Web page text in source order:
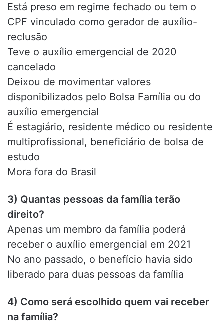
Está preso em regime fechado ou tem o
CPF vinculado como gerador de auxílio-
reclusão
Teve o auxílio emergencial de 2020
cancelado
Deixou de movimentar valores
disponibilizados pelo Bolsa Família ou do
auxílio emergencial
É estagiário, residente médico ou residente
multiprofissional, beneficiário de bolsa de
estudo
Mora fora do Brasil
3) Quantas pessoas da família terão
direito?
Apenas um membro da família poderá
receber o auxílio emergencial em 2021
No ano passado, o benefício havia sido
liberado para duas pessoas da família
4) Como será escolhido quem vai receber
na família?